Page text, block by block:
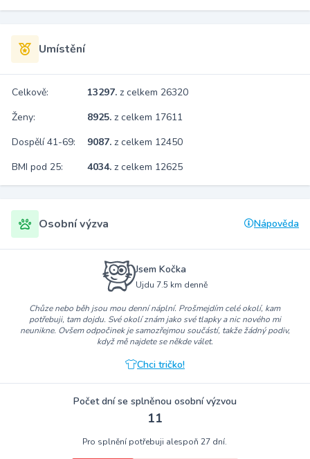
Umístění
Celkově: 13297. z celkem 26320
Ženy:
8925. z celkem 17611
Dospělí 41-69:
9087. z celkem 12450
BMI pod 25:
4034. z celkem 12625
Osobní výzva Nápověda
Jsem Kočka
Ujdu 7.5 km denně
Chůze nebo běh jsou mou denní náplní. Prošmejdím celé okolí, kam
potřebuji, tam dojdu. Své okolí znám jako své tlapky a nic nového mi
neunikne. Ovšem odpočinek je samozřejmou součástí, takže žádný podiv,
když mě najdete se někde válet.
Chci tričko!
Počet dní se splněnou osobní výzvou
11
Pro splnění potřebuji alespoň 27 dní.